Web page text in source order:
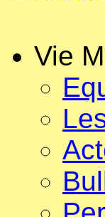
Vie